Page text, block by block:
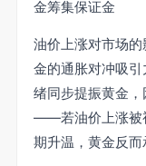
金筹集保证金
油价上涨对市场
金的通胀对冲吸
绪同步提振黄金
——若油价上涨被
期升温，黄金反而